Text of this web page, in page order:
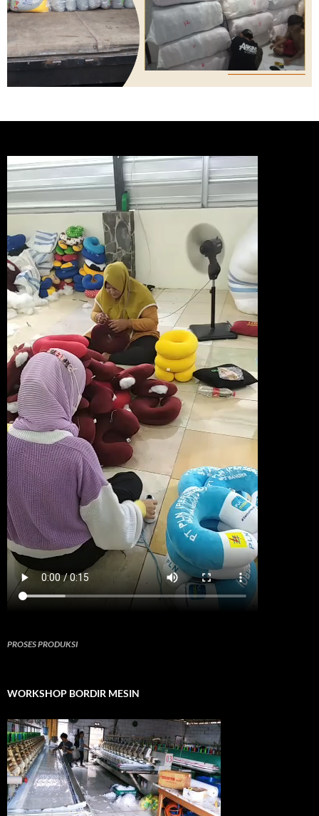
PROSES PRODUKSI
WORKSHOP BORDIR MESIN